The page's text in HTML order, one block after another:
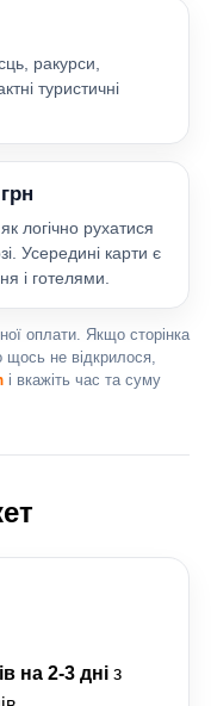
ракурси,
туристичні
логічно рухатися
Усередині карти є
і готелями.
оплати. Якщо сторінка
щось не відкрилося,
і вкажіть час та суму
на 2-3 дні з